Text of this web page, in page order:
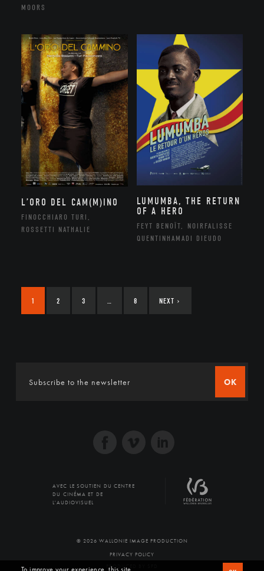
MOORS
L’ORO DEL CAM(M)INO
FINOCCHIARO TURI,
ROSSETTI NATHALIE
LUMUMBA, THE RETURN
OF A HERO
FEYT BENOÎT, NOIRFALISSE
QUENTINHAMADI DIEUDO
1 2 3 … 8 NEXT ›
OK
AVEC LE SOUTIEN DU CENTRE
DU CINÉMA ET DE
L'AUDIOVISUEL
© 2026 WALLONIE IMAGE PRODUCTION
PRIVACY POLICY
PRODUCED BY SFD
To improve your experience, this site